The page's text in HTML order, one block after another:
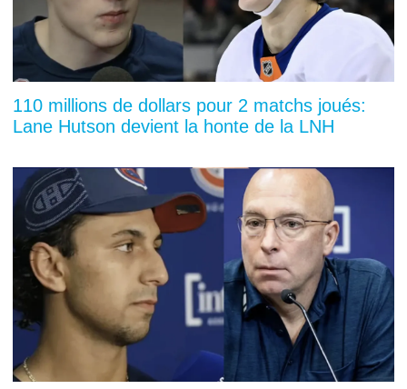
110 millions de dollars pour 2 matchs joués:
Lane Hutson devient la honte de la LNH